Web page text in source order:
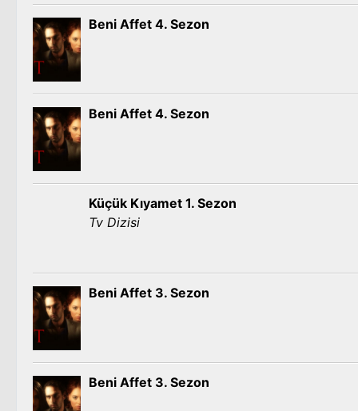
Beni Affet 4. Sezon
Beni Affet 4. Sezon
Küçük Kıyamet 1. Sezon
Tv Dizisi
Beni Affet 3. Sezon
Beni Affet 3. Sezon